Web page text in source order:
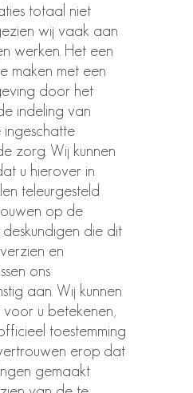
totaal niet
wij vaak aan
werken. Het een
maken met een
door het
indeling van
zorg. Wij kunnen
u hierover in
teleurgesteld
op de
die dit
en
ons
aan. Wij kunnen
voor u betekenen,
toestemming
erop dat
gemaakt